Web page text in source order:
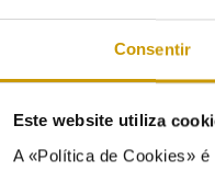
Consentir
Este website utiliza
A «Política de Cookies»